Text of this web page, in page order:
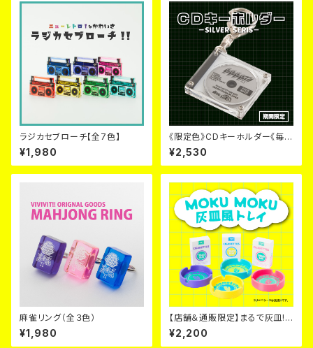
ラジカセブローチ【全7色】
¥1,980
《限定色》CDキーホルダー《毎月
６日~９日のみ販売》
¥2,530
麻雀リング（全３色）
¥1,980
【店舗＆通販限定】まるで灰皿!?
MOKUMOKU灰皿風トレイ【全
４色】
¥2,200